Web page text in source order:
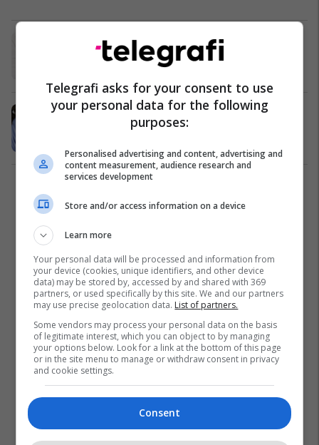
Obeziteti në rritje, e me të edhe
rastet e infarktit në Kosovë (Video)
Shëndetësi 12/08/2017
Ja pesë simptomat që ju dërgon
trupi një muaj para sulmit në zemër
Telegrafi asks for your consent to use
your personal data for the following
purposes:
Personalised advertising and content, advertising and
content measurement, audience research and
services development
Store and/or access information on a device
Learn more
Your personal data will be processed and information from
your device (cookies, unique identifiers, and other device
data) may be stored by, accessed by and shared with 369
partners, or used specifically by this site. We and our partners
may use precise geolocation data. List of partners.
Some vendors may process your personal data on the basis
of legitimate interest, which you can object to by managing
your options below. Look for a link at the bottom of this page
or in the site menu to manage or withdraw consent in privacy
and cookie settings.
Consent